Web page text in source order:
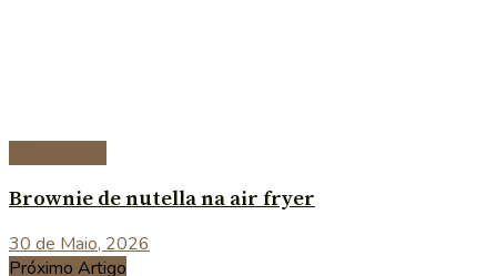
Brownie de nutella na air fryer
30 de Maio, 2026
Próximo Artigo